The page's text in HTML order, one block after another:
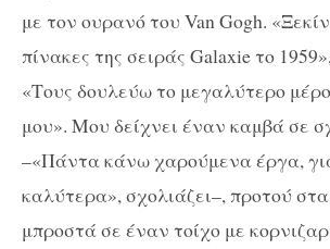
με τον ουρανό του Van Gogh.
πίνακες της σειράς Galaxieτο
«Τους δουλεύω το μεγαλύτερο
μου». Μου δείχνει έναν καμβά σε
–«Πάντα κάνω χαρούμενα έργα,
καλύτερα», σχολιάζει–, προτού
μπροστά σε έναν τοίχο με